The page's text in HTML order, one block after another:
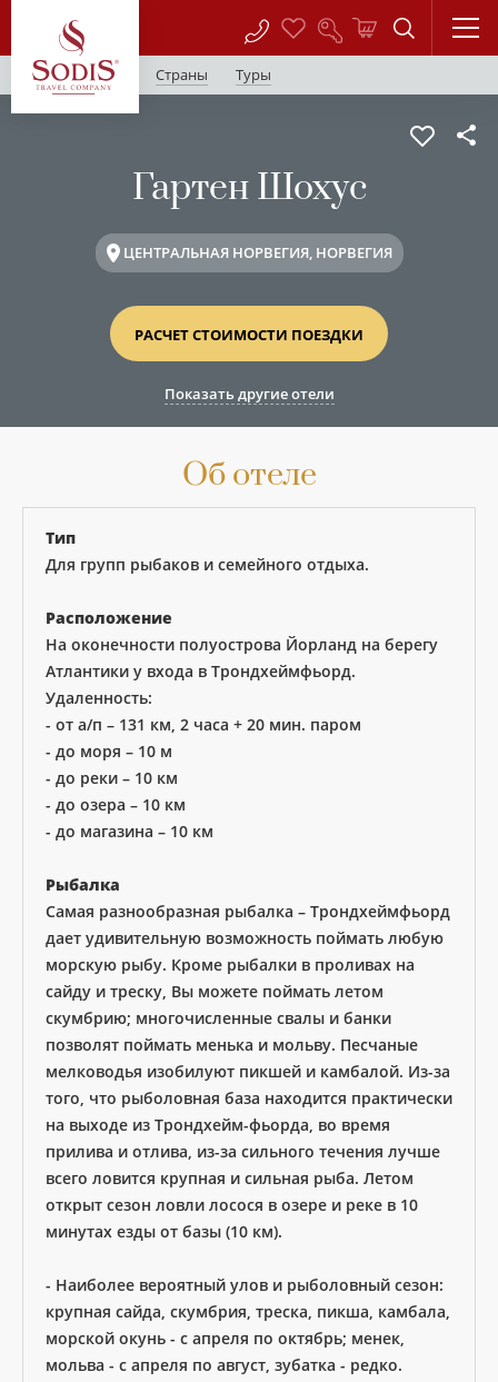
Страны Туры
Гартен Шохус
ЦЕНТРАЛЬНАЯ НОРВЕГИЯ, НОРВЕГИЯ
РАСЧЕТ СТОИМОСТИ ПОЕЗДКИ
Показать другие отели
Об отеле
Тип
Для групп рыбаков и семейного отдыха.
Расположение
На оконечности полуострова Йорланд на берегу
Атлантики у входа в Трондхеймфьорд.
Удаленность:
- от а/п – 131 км, 2 часа + 20 мин. паром
- до моря – 10 м
- до реки – 10 км
- до озера – 10 км
- до магазина – 10 км
Рыбалка
Самая разнообразная рыбалка – Трондхеймфьорд
дает удивительную возможность поймать любую
морскую рыбу. Кроме рыбалки в проливах на
сайду и треску, Вы можете поймать летом
скумбрию; многочисленные свалы и банки
позволят поймать менька и мольву. Песчаные
мелководья изобилуют пикшей и камбалой. Из-за
того, что рыболовная база находится практически
на выходе из Трондхейм-фьорда, во время
прилива и отлива, из-за сильного течения лучше
всего ловится крупная и сильная рыба. Летом
открыт сезон ловли лосося в озере и реке в 10
минутах езды от базы (10 км).
- Наиболее вероятный улов и рыболовный сезон:
крупная сайда, скумбрия, треска, пикша, камбала,
морской окунь - с апреля по октябрь; менек,
мольва - с апреля по август, зубатка - редко.